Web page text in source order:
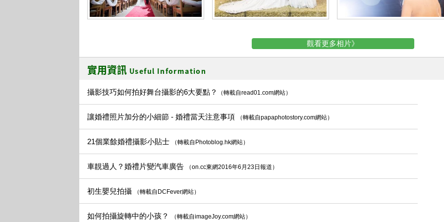
觀看更多相片》
實用資訊 Useful Information
攝影技巧如何拍好舞台攝影的6大要點？ （轉載自read01.com網站）
讓婚禮照片加分的小細節 - 婚禮當天注意事項 （轉載自papaphotostory.com網站）
21個業餘婚禮攝影小貼士 （轉載自Photoblog.hk網站）
車靚過人？婚禮片變汽車廣告 （on.cc東網2016年6月23日報道）
初生嬰兒拍攝 （轉載自DCFever網站）
如何拍攝旋轉中的小孩？ （轉載自imageJoy.com網站）